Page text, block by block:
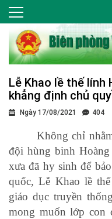
Lễ Khao lề thế lính
khẳng định chủ
Ngày 17/08/2021 404
Không chỉ
đội hùng binh Hoàng
xưa đã hy sinh để
quốc, Lễ Khao lề
giáo dục truyền
mong muốn lớp con